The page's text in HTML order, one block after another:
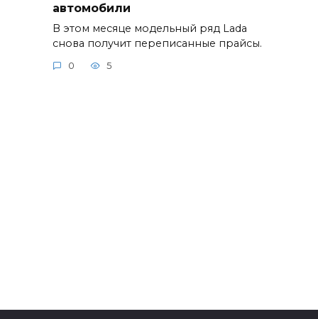
автомобили
В этом месяце модельный ряд Lada
снова получит переписанные прайсы.
0 5